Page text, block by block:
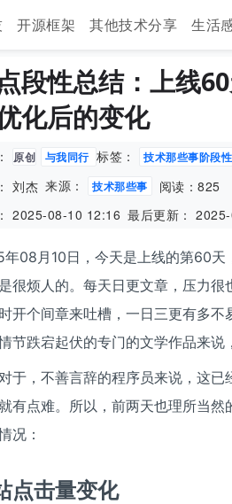
开源框架 其他技术分享 生活
段性总结：上线
化后的变化
原创 与我同行 标签： 技术那些事阶段
刘杰 来源： 技术那些事
阅读：825
2025-08-10 12:16 最后更新：
08月10日，今天是上线的第60天
很烦人的。每天日更文章，压力
开个间章来吐槽，一日三更有多
节跌宕起伏的专门的文学作品来说
于，不善言辞的程序员来说，这
有点难。所以，前两天也理所当
况：
点击量变化